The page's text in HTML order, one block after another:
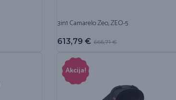
3in1 Camarelo Zeo, ZEO-5
666,71€
613,79 €
Akcija!